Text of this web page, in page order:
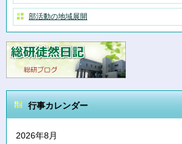
部活動の地域展開
行事カレンダー
2026年8月